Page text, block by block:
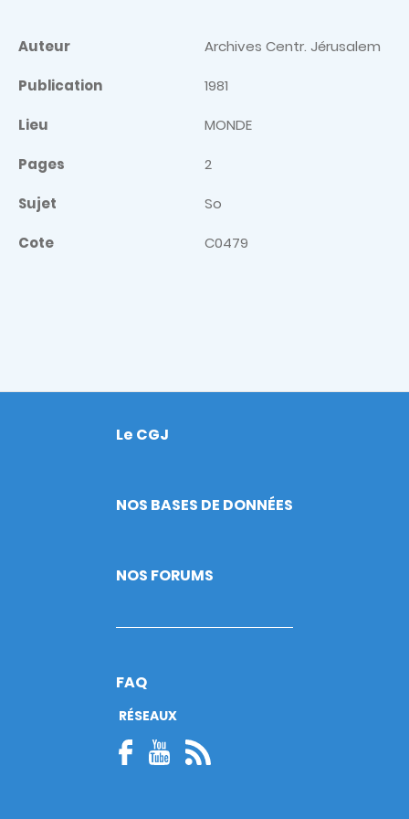
Auteur Archives Centr. Jérusalem
Publication 1981
Lieu MONDE
Pages 2
Sujet So
Cote C0479
Footer
Le CGJ
NOS BASES DE DONNÉES
NOS FORUMS
FAQ
RÉSEAUX